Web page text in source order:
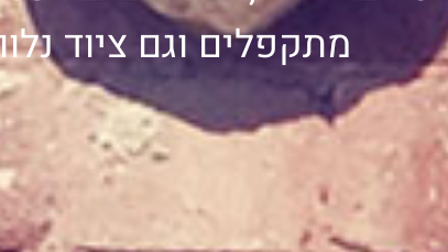
מתקפלים וגם ציוד